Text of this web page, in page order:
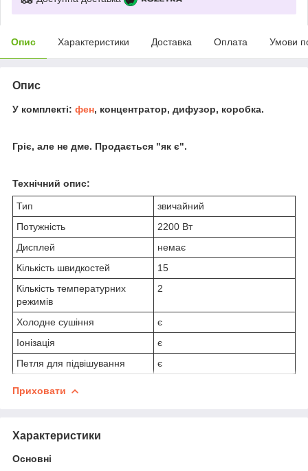
Опис Характеристики Доставка Оплата Умови
Опис
У комплекті: фен, концентратор, дифузор, коробка.
Гріє, але не дме. Продається "як є".
Технічний опис:
Тип
звичайний
Потужність
2200 Вт
Дисплей
немає
Кількість швидкостей
15
Кількість температурних
режимів
2
Холодне сушіння
є
Іонізація
є
Петля для підвішування
є
Приховати
Характеристики
Основні